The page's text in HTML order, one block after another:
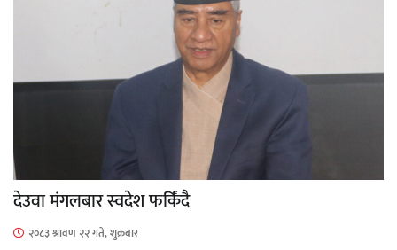
देउवा मंगलबार स्वदेश फर्किंदै
२०८३ श्रावण २२ गते, शुक्रबार